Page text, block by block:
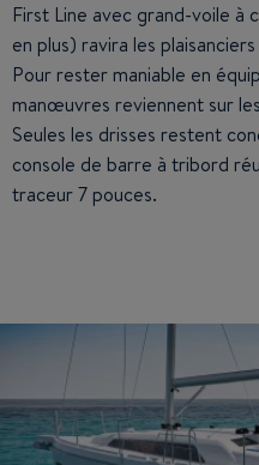
First Line avec grand-voile à
en plus) ravira les
Pour rester maniable en
manœuvres reviennent sur
Seules les drisses restent
console de barre à tribord
traceur 7 pouces.